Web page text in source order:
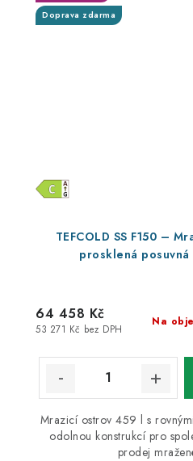
TEFCOLD SS F150 –
prosklená
Doprava zdarma
Na
53 271 Kč bez DPH
64 458 Kč
Mrazicí ostrov 459 l s
odolnou konstrukcí pro
prodej